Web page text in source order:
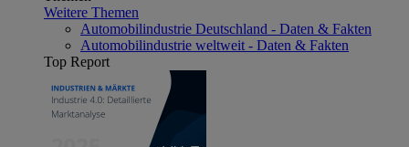
Weitere Themen
Automobilindustrie Deutschland - Daten & Fakten
Automobilindustrie weltweit - Daten & Fakten
Top Report